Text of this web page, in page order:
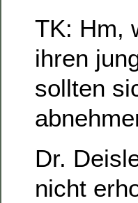
TK: Hm,
ihren
sollten
Dr.
nicht